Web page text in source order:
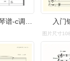
入门
图片尺寸